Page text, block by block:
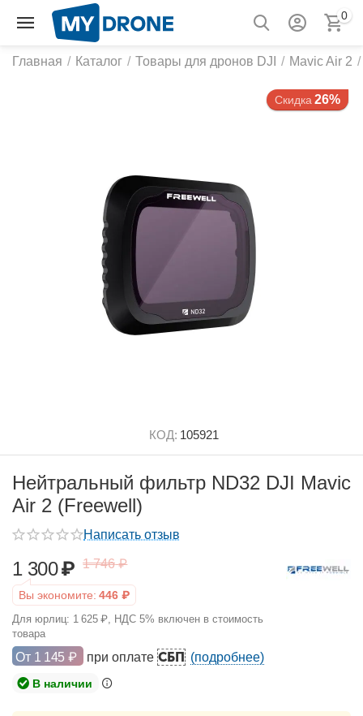
0
Главная / Каталог / Товары для дронов DJI / Mavic Air 2 /
Скидка 26%
КОД: 105921
Нейтральный фильтр ND32 DJI Mavic
Air 2 (Freewell)
Написать отзыв
1 300₽ 1 746 ₽
Вы экономите: 446 ₽
Для юрлиц: 1 625 ₽, НДС 5% включен в стоимость
товара
От 1 145 ₽ при оплате СБП (подробнее)
В наличии